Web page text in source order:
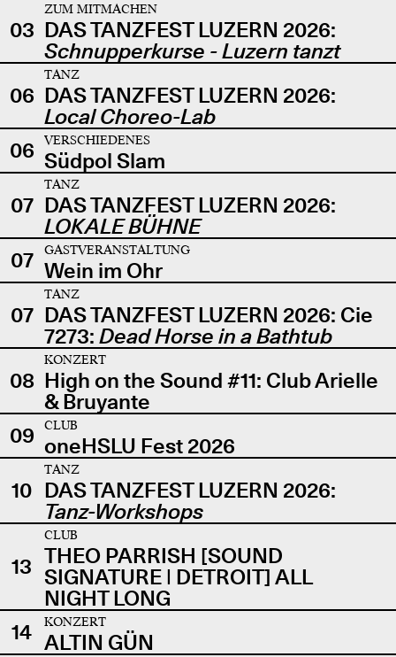
03
ZUM MITMACHEN
DAS TANZFEST LUZERN 2026:
Schnupperkurse - Luzern tanzt
06
TANZ
DAS TANZFEST LUZERN 2026:
Local Choreo-Lab
06
VERSCHIEDENES
Südpol Slam
07
TANZ
DAS TANZFEST LUZERN 2026:
LOKALE BÜHNE
07
GASTVERANSTALTUNG
Wein im Ohr
07
TANZ
DAS TANZFEST LUZERN 2026: Cie
7273: Dead Horse in a Bathtub
08
KONZERT
High on the Sound #11: Club Arielle
& Bruyante
09
CLUB
oneHSLU Fest 2026
10
TANZ
DAS TANZFEST LUZERN 2026:
Tanz-Workshops
13
CLUB
THEO PARRISH [SOUND
SIGNATURE | DETROIT] ALL
NIGHT LONG
14
KONZERT
ALTIN GÜN